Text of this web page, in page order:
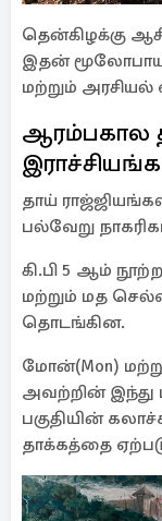
தென்கிழக்கு
இதன் மூலோபாய
மற்றும்
ஆரம்பகால
தாய்
பல்வேறு
கி.பி 5 ஆம்
மற்றும் மத
தொடங்கின.
மோன்(Mon)
அவற்றின் இந்து
பகுதியின்
தாக்கத்தை